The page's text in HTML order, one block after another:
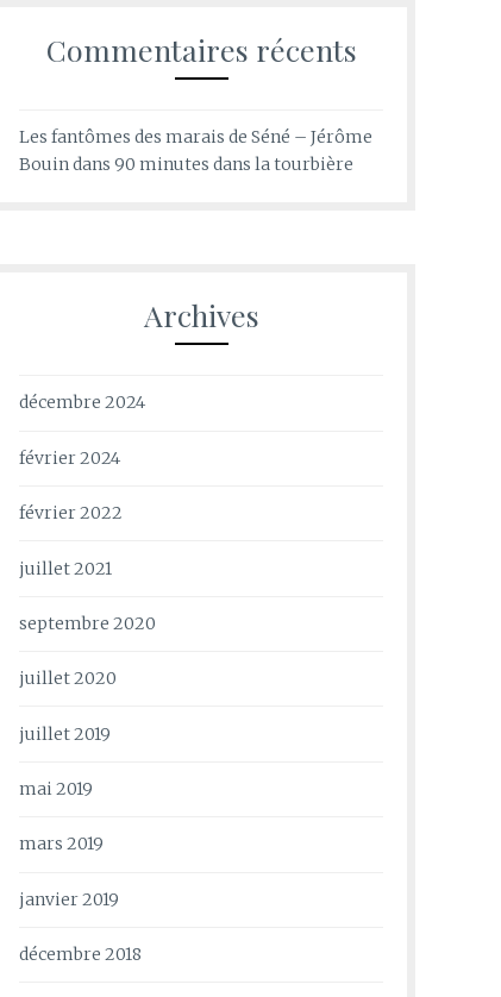
Commentaires récents
Les fantômes des marais de Séné – Jérôme
Bouindans 90 minutes dans la tourbière
Archives
décembre 2024
février 2024
février 2022
juillet 2021
septembre 2020
juillet 2020
juillet 2019
mai 2019
mars 2019
janvier 2019
décembre 2018